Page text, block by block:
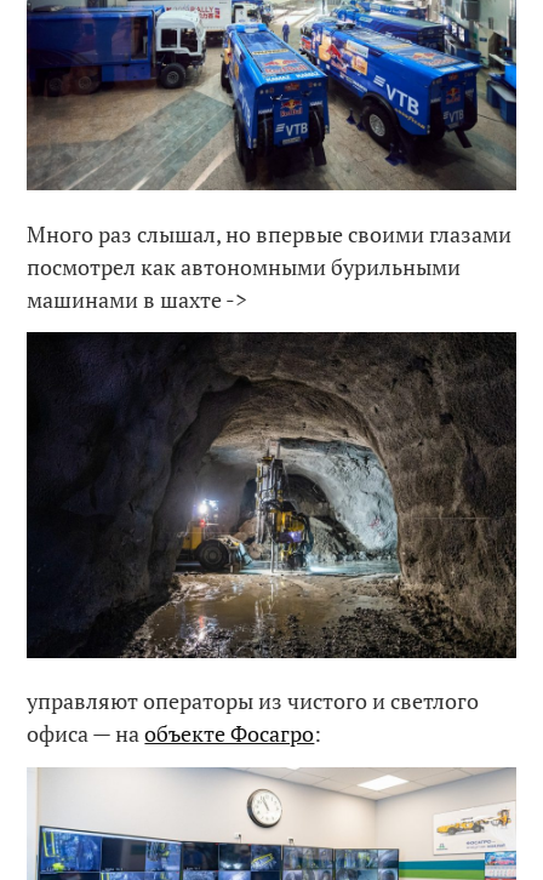
Много раз слышал, но впервые своими глазами
посмотрел как автономными бурильными
машинами в шахте ->
управляют операторы из чистого и светлого
офиса — наобъекте Фосагро: